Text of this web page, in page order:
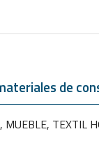
de
MUEBLE, TEXTIL